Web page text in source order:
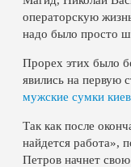
операторскую
надо было просто
Прорех этих было
явились на первую
мужские сумки киев
Так как после
найдется работа»,
Петров начнет